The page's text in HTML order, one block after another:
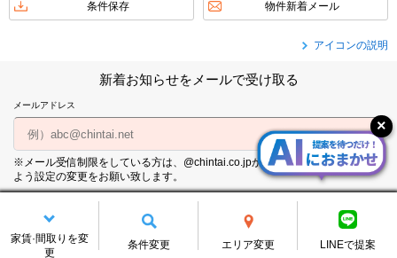
家賃·間取りを変
更
条件変更 エリア変更 LINEで提案
条件保存 物件新着メール
アイコンの説明
新着お知らせをメールで受け取る
メールアドレス
※メール受信制限をしている方は、@chintai.co.jpからのメールを受信できる
よう設定の変更をお願い致します。
個人情報の取り扱いについて